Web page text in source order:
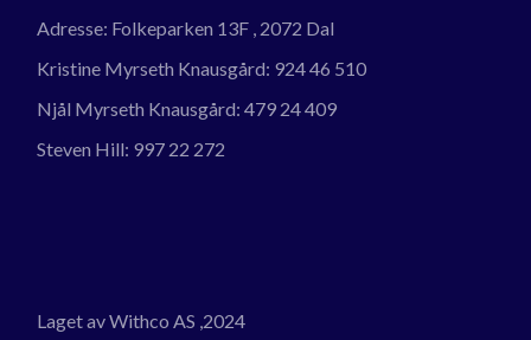
Adresse: Folkeparken 13F , 2072 Dal
Kristine Myrseth Knausgård: 924 46 510
Njål Myrseth Knausgård:479 24 409
Steven Hill: 997 22 272
Laget av Withco AS ,2024